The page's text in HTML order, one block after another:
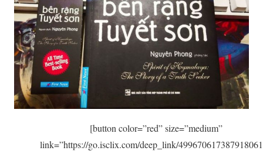
[button color=”red” size=”medium”
link=”https://go.isclix.com/deep_link/